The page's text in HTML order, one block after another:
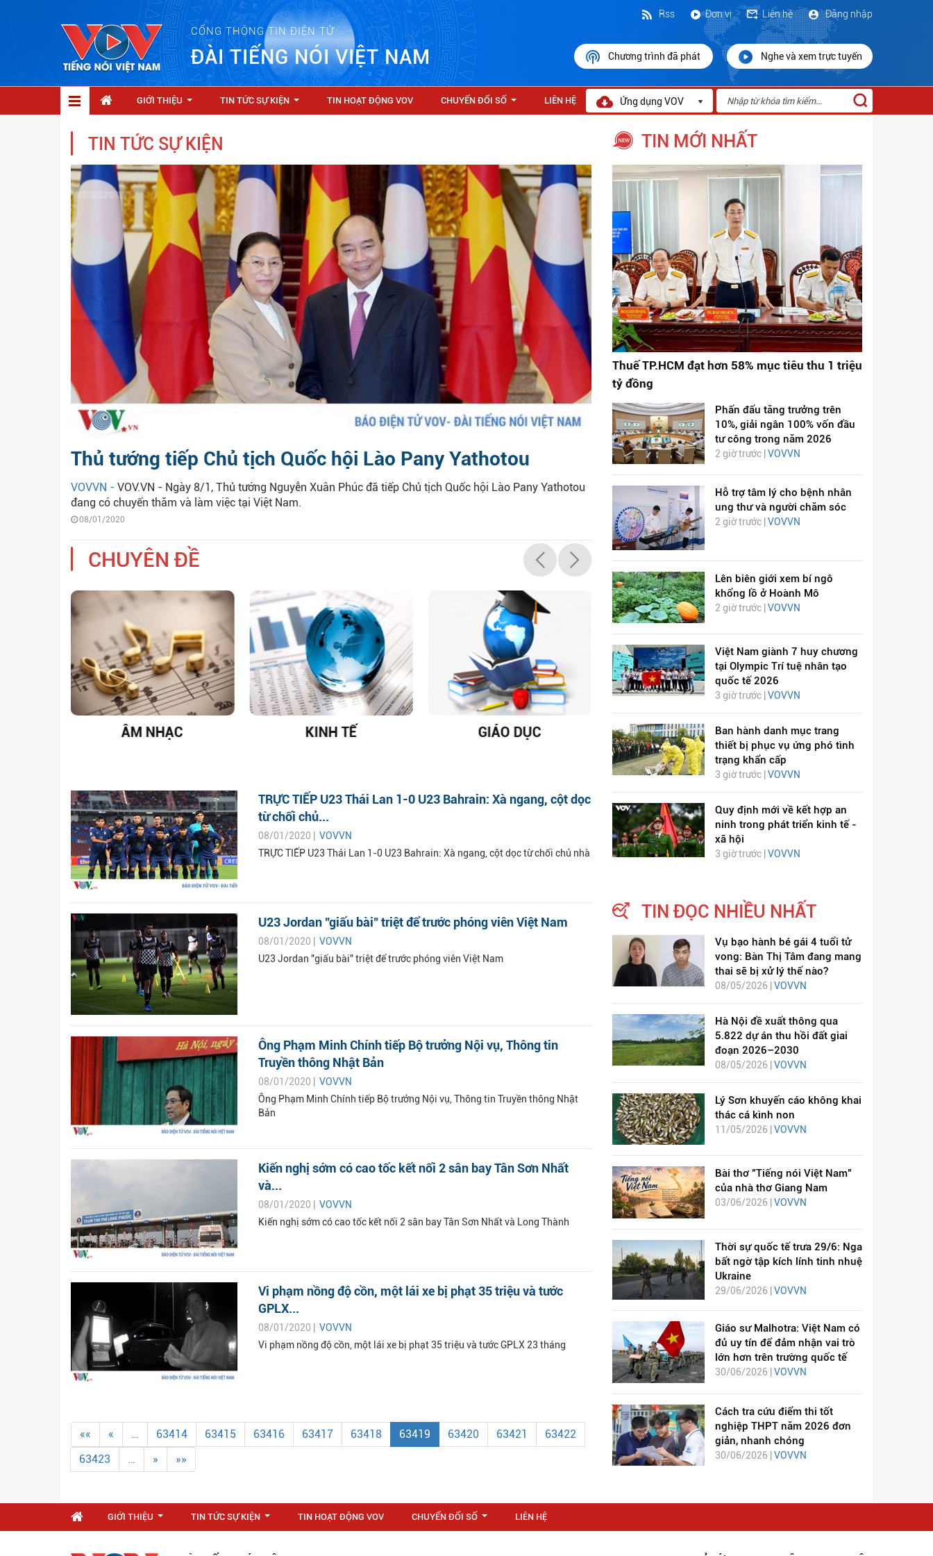
CỔNG THÔNG TIN ĐIỆN TỬ
ĐÀI TIẾNG NÓI VIỆT NAM
Đăng nhập
Liên hệ
Đơn vị
Rss
Chương trình đã phát Nghe và xem trực tuyến
GIỚI THIỆU TIN TỨC SỰ KIỆN TIN HOẠT ĐỘNG VOV CHUYỂN ĐỔI SỐ LIÊN HỆ Ứng dụng VOV
TIN TỨC SỰ KIỆN
Thủ tướng tiếp Chủ tịch Quốc hội Lào Pany Yathotou
VOVVN - VOV.VN - Ngày 8/1, Thủ tướng Nguyễn Xuân Phúc đã tiếp Chủ tịch Quốc hội Lào Pany Yathotou
đang có chuyến thăm và làm việc tại Việt Nam.
08/01/2020
CHUYÊN ĐỀ
ÂM NHẠC KINH TẾ GIÁO DỤC
DỊCH VIÊM PHỔI COVID-
19
HÁT LÊN VIỆT NAM
TRỰC TIẾP U23 Thái Lan 1-0 U23 Bahrain: Xà ngang, cột dọc
từ chối chủ...
08/01/2020 | VOVVN
TRỰC TIẾP U23 Thái Lan 1-0 U23 Bahrain: Xà ngang, cột dọc từ chối chủ nhà
U23 Jordan "giấu bài" triệt để trước phóng viên Việt Nam
08/01/2020 | VOVVN
U23 Jordan "giấu bài" triệt để trước phóng viên Việt Nam
Ông Phạm Minh Chính tiếp Bộ trưởng Nội vụ, Thông tin
Truyền thông Nhật Bản
08/01/2020 | VOVVN
Ông Phạm Minh Chính tiếp Bộ trưởng Nội vụ, Thông tin Truyền thông Nhật
Bản
Kiến nghị sớm có cao tốc kết nối 2 sân bay Tân Sơn Nhất
và...
08/01/2020 | VOVVN
Kiến nghị sớm có cao tốc kết nối 2 sân bay Tân Sơn Nhất và Long Thành
Vi phạm nồng độ cồn, một lái xe bị phạt 35 triệu và tước
GPLX...
08/01/2020 | VOVVN
Vi phạm nồng độ cồn, một lái xe bị phạt 35 triệu và tước GPLX 23 tháng
«« « … 63414 63415 63416 63417 63418 63419 63420 63421
63422
63423
… » »»
TIN MỚI NHẤT
Thuế TP.HCM đạt hơn 58% mục tiêu thu 1 triệu
tỷ đồng
Phấn đấu tăng trưởng trên
10%, giải ngân 100% vốn đầu
tư công trong năm 2026
2 giờ trước | VOVVN
Hỗ trợ tâm lý cho bệnh nhân
ung thư và người chăm sóc
2 giờ trước | VOVVN
Lên biên giới xem bí ngô
khổng lồ ở Hoành Mô
2 giờ trước | VOVVN
Việt Nam giành 7 huy chương
tại Olympic Trí tuệ nhân tạo
quốc tế 2026
3 giờ trước | VOVVN
Ban hành danh mục trang
thiết bị phục vụ ứng phó tình
trạng khẩn cấp
3 giờ trước | VOVVN
Quy định mới về kết hợp an
ninh trong phát triển kinh tế -
xã hội
3 giờ trước | VOVVN
TIN ĐỌC NHIỀU NHẤT
Vụ bạo hành bé gái 4 tuổi tử
vong: Bàn Thị Tâm đang mang
thai sẽ bị xử lý thế nào?
08/05/2026 | VOVVN
Hà Nội đề xuất thông qua
5.822 dự án thu hồi đất giai
đoạn 2026–2030
08/05/2026 | VOVVN
Lý Sơn khuyến cáo không khai
thác cá kình non
11/05/2026 | VOVVN
Bài thơ "Tiếng nói Việt Nam"
của nhà thơ Giang Nam
03/06/2026 | VOVVN
Thời sự quốc tế trưa 29/6: Nga
bất ngờ tập kích lính tinh nhuệ
Ukraine
29/06/2026 | VOVVN
Giáo sư Malhotra: Việt Nam có
đủ uy tín để đảm nhận vai trò
lớn hơn trên trường quốc tế
30/06/2026 | VOVVN
Cách tra cứu điểm thi tốt
nghiệp THPT năm 2026 đơn
giản, nhanh chóng
30/06/2026 |VOVVN
GIỚI THIỆU TIN TỨC SỰ KIỆN TIN HOẠT ĐỘNG VOV CHUYỂN ĐỔI SỐ LIÊN HỆ